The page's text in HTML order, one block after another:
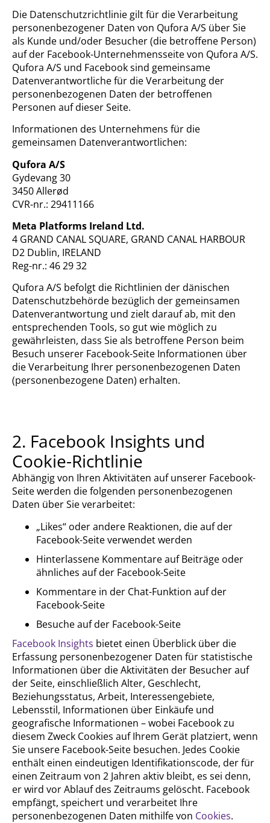
Die Datenschutzrichtlinie gilt für die Verarbeitung
personenbezogener Daten von Qufora A/S über Sie
als Kunde und/oder Besucher (die betroffene Person)
auf der Facebook-Unternehmensseite von Qufora A/S.
Qufora A/S und Facebook sind gemeinsame
Datenverantwortliche für die Verarbeitung der
personenbezogenen Daten der betroffenen
Personen auf dieser Seite.
Informationen des Unternehmens für die
gemeinsamen Datenverantwortlichen:
Qufora A/S
Gydevang 30
3450 Allerød
CVR-nr.: 29411166
Meta Platforms Ireland Ltd.
4 GRAND CANAL SQUARE, GRAND CANAL HARBOUR
D2 Dublin, IRELAND
Reg-nr.: 46 29 32
Qufora A/S befolgt die Richtlinien der dänischen
Datenschutzbehörde bezüglich der gemeinsamen
Datenverantwortung und zielt darauf ab, mit den
entsprechenden Tools, so gut wie möglich zu
gewährleisten, dass Sie als betroffene Person beim
Besuch unserer Facebook-Seite Informationen über
die Verarbeitung Ihrer personenbezogenen Daten
(personenbezogene Daten) erhalten.
2. Facebook Insights und
Cookie-Richtlinie
Abhängig von Ihren Aktivitäten auf unserer Facebook-
Seite werden die folgenden personenbezogenen
Daten über Sie verarbeitet:
„Likes“ oder andere Reaktionen, die auf der
Facebook-Seite verwendet werden
Hinterlassene Kommentare auf Beiträge oder
ähnliches auf der Facebook-Seite
Kommentare in der Chat-Funktion auf der
Facebook-Seite
Besuche auf der Facebook-Seite
Facebook Insights bietet einen Überblick über die
Erfassung personenbezogener Daten für statistische
Informationen über die Aktivitäten der Besucher auf
der Seite, einschließlich Alter, Geschlecht,
Beziehungsstatus, Arbeit, Interessengebiete,
Lebensstil, Informationen über Einkäufe und
geografische Informationen – wobei Facebook zu
diesem Zweck Cookies auf Ihrem Gerät platziert, wenn
Sie unsere Facebook-Seite besuchen. Jedes Cookie
enthält einen eindeutigen Identifikationscode, der für
einen Zeitraum von 2 Jahren aktiv bleibt, es sei denn,
er wird vor Ablauf des Zeitraums gelöscht. Facebook
empfängt, speichert und verarbeitet Ihre
personenbezogenen Daten mithilfe von Cookies.